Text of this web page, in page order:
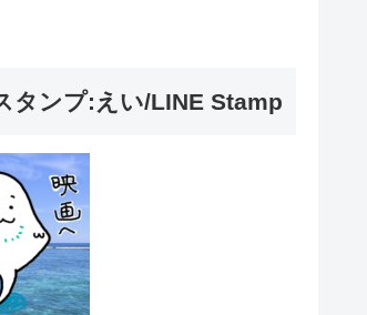
タンプ:えい/LINE Stamp